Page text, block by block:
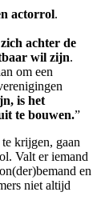
actorrol.
achter de
wil zijn.
om een
is het
te bouwen.”
krijgen, gaan
Valt er iemand
en
niet altijd